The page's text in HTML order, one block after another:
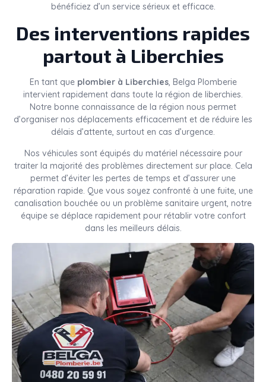
bénéficiez d’un service sérieux et efficace.
Des interventions rapides
partout à Liberchies
En tant que plombier à Liberchies, Belga Plomberie
intervient rapidement dans toute la région de liberchies.
Notre bonne connaissance de la région nous permet
d’organiser nos déplacements efficacement et de réduire les
délais d’attente, surtout en cas d’urgence.
Nos véhicules sont équipés du matériel nécessaire pour
traiter la majorité des problèmes directement sur place. Cela
permet d’éviter les pertes de temps et d’assurer une
réparation rapide. Que vous soyez confronté à une fuite, une
canalisation bouchée ou un problème sanitaire urgent, notre
équipe se déplace rapidement pour rétablir votre confort
dans les meilleurs délais.